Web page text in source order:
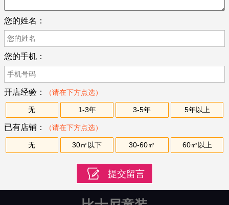
您的姓名：
您的手机：
开店经验： （请在下方点选）
无 1-3年 3-5年 5年以上
已有店铺： （请在下方点选）
无 30㎡以下 30-60㎡ 60㎡以上